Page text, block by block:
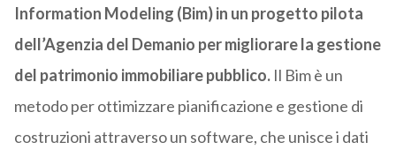
Information Modeling (Bim) in un progetto pilota
dell’Agenzia del Demanio per migliorare la gestione
del patrimonio immobiliare pubblico.Il Bim è un
metodo per ottimizzare pianificazione e gestione di
costruzioni attraverso un software, che unisce i dati